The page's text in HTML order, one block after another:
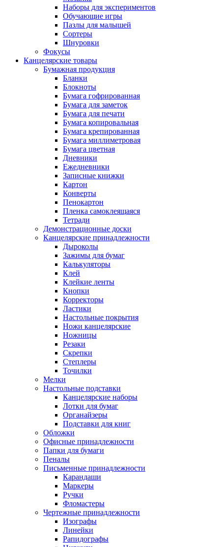
Наборы для экспериментов
Обучающие игры
Пазлы для малышей
Сортеры
Шнуровки
Фокусы
Канцелярские товары
Бумажная продукция
Бланки
Блокноты
Бумага гофрированная
Бумага для заметок
Бумага для печати
Бумага копировальная
Бумага крепированная
Бумага миллиметровая
Бумага цветная
Дневники
Ежедневники
Записные книжки
Картон
Конверты
Пенокартон
Пленка самоклеящаяся
Тетради
Демонстрационные доски
Канцелярские принадлежности
Дыроколы
Зажимы для бумаг
Калькуляторы
Клей
Клейкие ленты
Кнопки
Корректоры
Ластики
Настольные покрытия
Ножи канцелярские
Ножницы
Резаки
Скрепки
Степлеры
Точилки
Мелки
Настольные подставки
Канцелярские наборы
Лотки для бумаг
Органайзеры
Подставки для книг
Обложки
Офисные принадлежности
Папки для бумаги
Пеналы
Письменные принадлежности
Карандаши
Маркеры
Ручки
Фломастеры
Чертежные принадлежности
Изографы
Линейки
Рапидографы